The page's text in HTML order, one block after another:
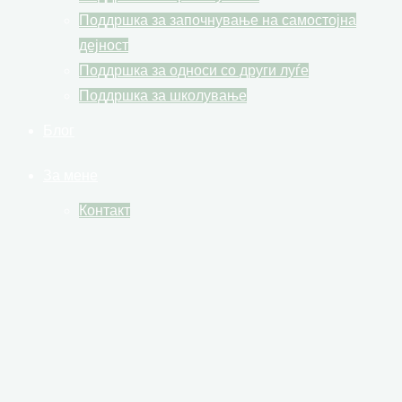
Поддршка за започнување на самостојна
дејност
Поддршка за односи со други луѓе
Поддршка за школување
Контакт